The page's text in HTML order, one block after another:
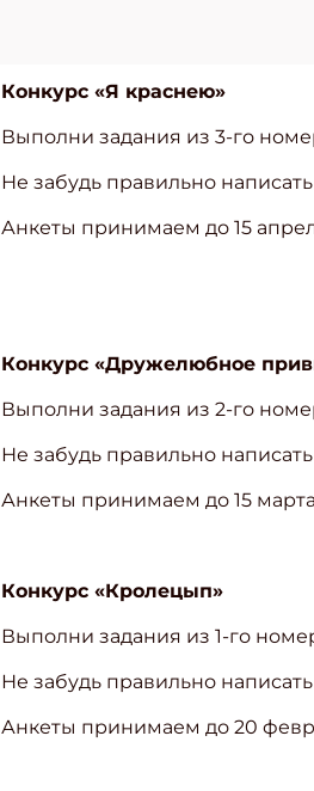
Конкурс «Я краснею»
Выполни задания из 3-го
Не забудь правильно
Анкеты принимаем до 15
Конкурс «Дружелюбное
Выполни задания из 2-го
Не забудь правильно
Анкеты принимаем до 15
Конкурс «Кролецып»
Выполни задания из 1-го
Не забудь правильно
Анкеты принимаем до 20